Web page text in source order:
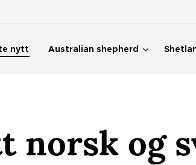
nytt Australian shepherd
norsk og